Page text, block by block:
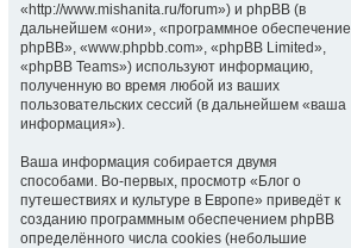
«http://www.mishanita.ru/forum») и phpBB (в
дальнейшем «они», «программное обеспечение
phpBB», «www.phpbb.com», «phpBB Limited»,
«phpBB Teams») используют информацию,
полученную во время любой из ваших
пользовательских сессий (в дальнейшем «ваша
информация»).
Ваша информация собирается двумя
способами. Во-первых, просмотр «Блог о
путешествиях и культуре в Европе» приведёт к
созданию программным обеспечением phpBB
определённого числа cookies (небольшие